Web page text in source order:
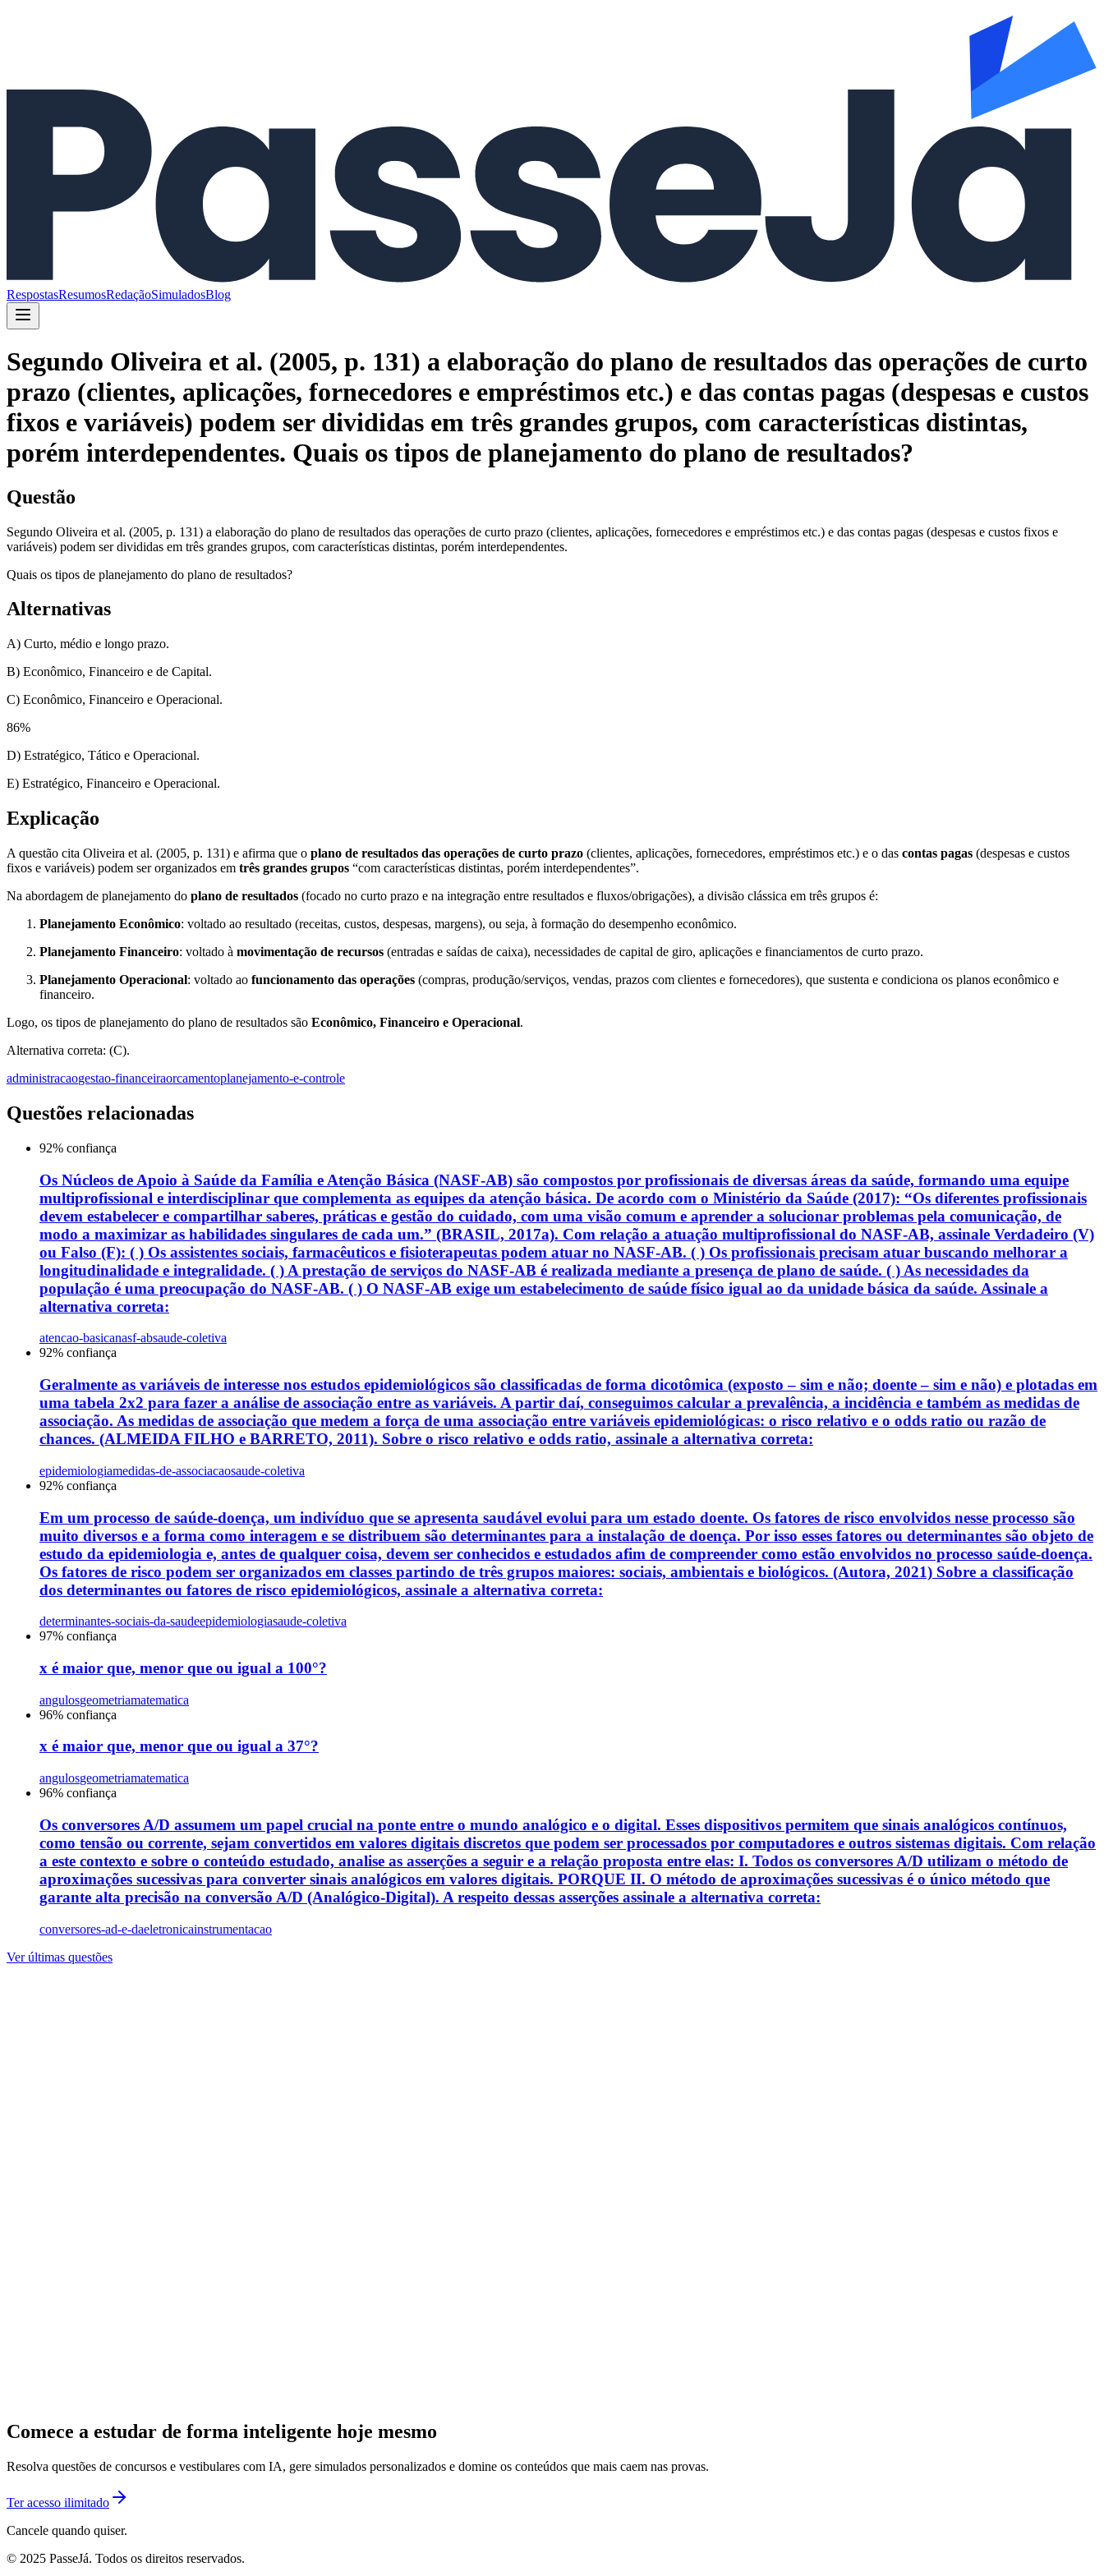
RespostasResumosRedaçãoSimuladosBlog
Segundo Oliveira et al. (2005, p. 131) a elaboração do plano de resultados das operações de curto
prazo (clientes, aplicações, fornecedores e empréstimos etc.) e das contas pagas (despesas e custos
fixos e variáveis) podem ser divididas em três grandes grupos, com características distintas,
porém interdependentes. Quais os tipos de planejamento do plano de resultados?
Questão
Segundo Oliveira et al. (2005, p. 131) a elaboração do plano de resultados das operações de curto prazo (clientes, aplicações, fornecedores e empréstimos etc.) e das contas pagas (despesas e custos fixos e
variáveis) podem ser divididas em três grandes grupos, com características distintas, porém interdependentes.
Quais os tipos de planejamento do plano de resultados?
Alternativas
A) Curto, médio e longo prazo.
B) Econômico, Financeiro e de Capital.
C) Econômico, Financeiro e Operacional.
86%
D) Estratégico, Tático e Operacional.
E) Estratégico, Financeiro e Operacional.
Explicação
A questão cita Oliveira et al. (2005, p. 131) e afirma que o plano de resultados das operações de curto prazo (clientes, aplicações, fornecedores, empréstimos etc.) e o das contas pagas (despesas e custos
fixos e variáveis) podem ser organizados em três grandes grupos “com características distintas, porém interdependentes”.
Na abordagem de planejamento do plano de resultados (focado no curto prazo e na integração entre resultados e fluxos/obrigações), a divisão clássica em três grupos é:
Planejamento Econômico: voltado ao resultado (receitas, custos, despesas, margens), ou seja, à formação do desempenho econômico.
Planejamento Financeiro: voltado à movimentação de recursos (entradas e saídas de caixa), necessidades de capital de giro, aplicações e financiamentos de curto prazo.
Planejamento Operacional: voltado ao funcionamento das operações (compras, produção/serviços, vendas, prazos com clientes e fornecedores), que sustenta e condiciona os planos econômico e
financeiro.
Logo, os tipos de planejamento do plano de resultados são Econômico, Financeiro e Operacional.
Alternativa correta: (C).
administracaogestao-financeiraorcamentoplanejamento-e-controle
Questões relacionadas
92% confiança
Os Núcleos de Apoio à Saúde da Família e Atenção Básica (NASF-AB) são compostos por profissionais de diversas áreas da saúde, formando uma equipe
multiprofissional e interdisciplinar que complementa as equipes da atenção básica. De acordo com o Ministério da Saúde (2017): “Os diferentes profissionais
devem estabelecer e compartilhar saberes, práticas e gestão do cuidado, com uma visão comum e aprender a solucionar problemas pela comunicação, de
modo a maximizar as habilidades singulares de cada um.” (BRASIL, 2017a). Com relação a atuação multiprofissional do NASF-AB, assinale Verdadeiro (V)
ou Falso (F): ( ) Os assistentes sociais, farmacêuticos e fisioterapeutas podem atuar no NASF-AB. ( ) Os profissionais precisam atuar buscando melhorar a
longitudinalidade e integralidade. ( ) A prestação de serviços do NASF-AB é realizada mediante a presença de plano de saúde. ( ) As necessidades da
população é uma preocupação do NASF-AB. ( ) O NASF-AB exige um estabelecimento de saúde físico igual ao da unidade básica da saúde. Assinale a
alternativa correta:
atencao-basicanasf-absaude-coletiva
92% confiança
Geralmente as variáveis de interesse nos estudos epidemiológicos são classificadas de forma dicotômica (exposto – sim e não; doente – sim e não) e plotadas em
uma tabela 2x2 para fazer a análise de associação entre as variáveis. A partir daí, conseguimos calcular a prevalência, a incidência e também as medidas de
associação. As medidas de associação que medem a força de uma associação entre variáveis epidemiológicas: o risco relativo e o odds ratio ou razão de
chances. (ALMEIDA FILHO e BARRETO, 2011). Sobre o risco relativo e odds ratio, assinale a alternativa correta:
epidemiologiamedidas-de-associacaosaude-coletiva
92% confiança
Em um processo de saúde-doença, um indivíduo que se apresenta saudável evolui para um estado doente. Os fatores de risco envolvidos nesse processo são
muito diversos e a forma como interagem e se distribuem são determinantes para a instalação de doença. Por isso esses fatores ou determinantes são objeto de
estudo da epidemiologia e, antes de qualquer coisa, devem ser conhecidos e estudados afim de compreender como estão envolvidos no processo saúde-doença.
Os fatores de risco podem ser organizados em classes partindo de três grupos maiores: sociais, ambientais e biológicos. (Autora, 2021) Sobre a classificação
dos determinantes ou fatores de risco epidemiológicos, assinale a alternativa correta:
determinantes-sociais-da-saudeepidemiologiasaude-coletiva
97% confiança
x é maior que, menor que ou igual a 100°?
angulosgeometriamatematica
96% confiança
x é maior que, menor que ou igual a 37°?
angulosgeometriamatematica
96% confiança
Os conversores A/D assumem um papel crucial na ponte entre o mundo analógico e o digital. Esses dispositivos permitem que sinais analógicos contínuos,
como tensão ou corrente, sejam convertidos em valores digitais discretos que podem ser processados por computadores e outros sistemas digitais. Com relação
a este contexto e sobre o conteúdo estudado, analise as asserções a seguir e a relação proposta entre elas: I. Todos os conversores A/D utilizam o método de
aproximações sucessivas para converter sinais analógicos em valores digitais. PORQUE II. O método de aproximações sucessivas é o único método que
garante alta precisão na conversão A/D (Analógico-Digital). A respeito dessas asserções assinale a alternativa correta:
conversores-ad-e-daeletronicainstrumentacao
Ver últimas questões
Comece a estudar de forma inteligente hoje mesmo
Resolva questões de concursos e vestibulares com IA, gere simulados personalizados e domine os conteúdos que mais caem nas provas.
Ter acesso ilimitado
Cancele quando quiser.
© 2025 PasseJá. Todos os direitos reservados.